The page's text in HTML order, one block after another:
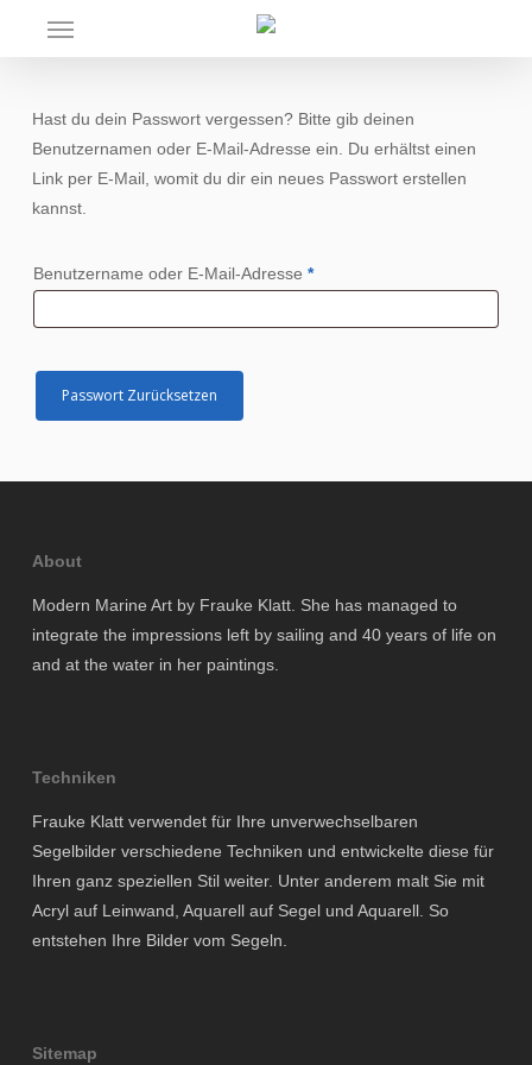
Menu
Hast du dein Passwort vergessen? Bitte gib deinen
Benutzernamen oder E-Mail-Adresse ein. Du erhältst einen
Link per E-Mail, womit du dir ein neues Passwort erstellen
kannst.
Benutzername oder E-Mail-Adresse *Erforderlich
Passwort Zurücksetzen
About
Modern Marine Art by Frauke Klatt. She has managed to
integrate the impressions left by sailing and 40 years of life on
and at the water in her paintings.
Techniken
Frauke Klatt verwendet für Ihre unverwechselbaren
Segelbilder verschiedene Techniken und entwickelte diese für
Ihren ganz speziellen Stil weiter. Unter anderem malt Sie mit
Acryl auf Leinwand, Aquarell auf Segel und Aquarell. So
entstehen Ihre Bilder vom Segeln.
Sitemap